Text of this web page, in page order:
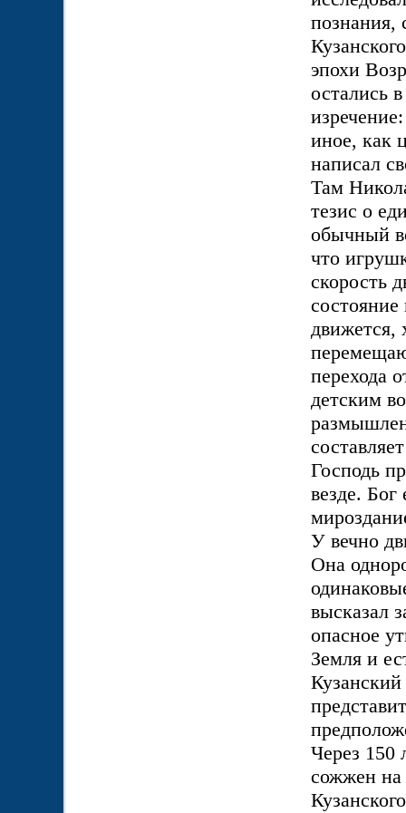
познания,
эпохи
остались
иное, как
написал
Там
тезис о
обычный
что
скорость
движется,
перехода
детским
Господь
везде.
У вечно
Она
высказал
опасное
Земля и
Через 150
сожжен на